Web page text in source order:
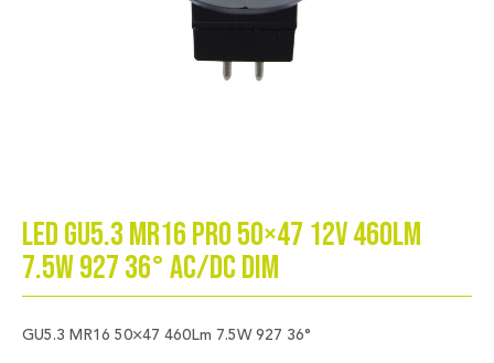
LED GU5.3 MR16 PRO 50×47 12V 460Lm
7.5W 927 36° AC/DC Dim
GU5.3 MR16 50×47 460Lm 7.5W 927 36°